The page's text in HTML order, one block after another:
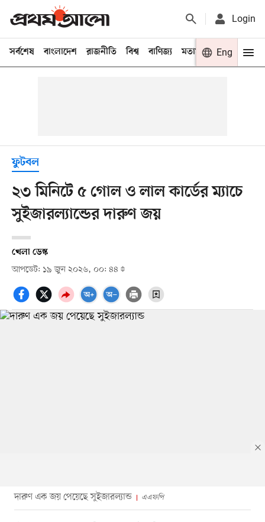
Login
সর্বশেষ বাংলাদেশ রাজনীতি বিশ্ব বাণিজ্য মতামত খেলা
Eng
ফুটবল
২৩ মিনিটে ৫ গোল ও লাল কার্ডের ম্যাচে
সুইজারল্যান্ডের দারুণ জয়
খেলা ডেস্ক
আপডেট: ১৯ জুন ২০২৬, ০০: ৪৪
দারুণ এক জয় পেয়েছে সুইজারল্যান্ড এএফপি